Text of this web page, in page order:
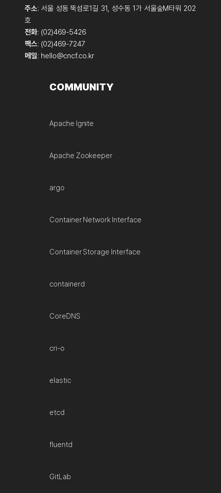
주소: 서울 성동 뚝섬로1길 31, 성수동 1가 서울숲M타워 202
호
전화: (02)469-5426
팩스: (02)469-7247
메일: hello@cncf.co.kr
COMMUNITY
Apache Ignite
Apache Zookeeper
argo
Container Network Interface
Container Storage Interface
containerd
CoreDNS
cri-o
elastic
etcd
fluentd
GitLab